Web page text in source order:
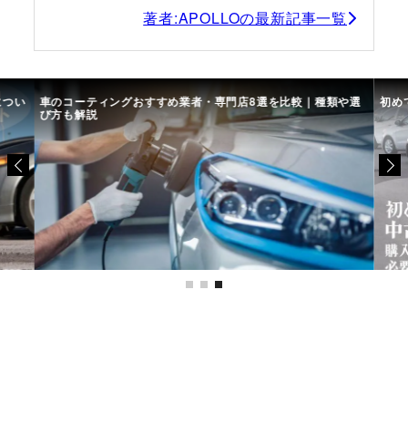
著者:APOLLOの最新記事一覧
い 車のコーティングおすすめ業者・専門店8選を比較｜種類や選
び方も解説
初め